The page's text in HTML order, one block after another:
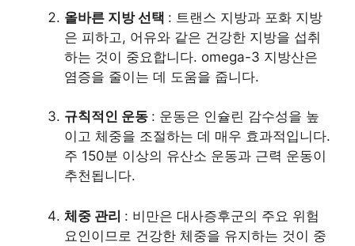
올바른 지방 선택 : 트랜스 지방과 포화 지방
은 피하고, 어유와 같은 건강한 지방을 섭취
하는 것이 중요합니다. omega-3 지방산은
염증을 줄이는 데 도움을 줍니다.
규칙적인 운동 : 운동은 인슐린 감수성을 높
이고 체중을 조절하는 데 매우 효과적입니다.
주 150분 이상의 유산소 운동과 근력 운동이
추천됩니다.
체중 관리 : 비만은 대사증후군의 주요 위험
요인이므로 건강한 체중을 유지하는 것이 중